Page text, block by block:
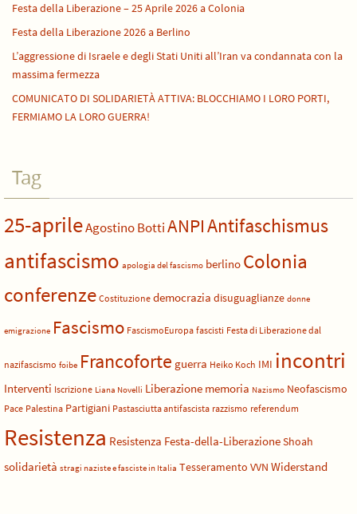
Festa della Liberazione – 25 Aprile 2026 a Colonia
Festa della Liberazione 2026 a Berlino
L’aggressione di Israele e degli Stati Uniti all’Iran va condannata con la
massima fermezza
COMUNICATO DI SOLIDARIETÀ ATTIVA: BLOCCHIAMO I LORO PORTI,
FERMIAMO LA LORO GUERRA!
Tag
25-aprileAgostino BottiANPIAntifaschismus
antifascismo apologia del fascismo berlino Colonia
conferenze Costituzione democrazia disuguaglianze donne
emigrazione Fascismo FascismoEuropa fascisti Festa di Liberazione dal
nazifascismo foibe Francoforte guerra Heiko Koch IMI incontri
Interventi Iscrizione Liana Novelli Liberazione memoria Nazismo Neofascismo
Pace Palestina Partigiani Pastasciutta antifascista razzismo referendum
Resistenza Resistenza Festa-della-LiberazioneShoah
solidarietà stragi naziste e fasciste in Italia Tesseramento VVN Widerstand